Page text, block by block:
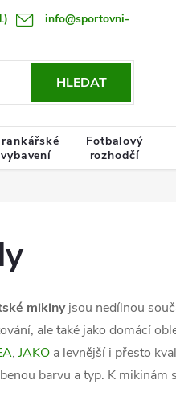
info@sportovni-
Termín doručení zboží
HLEDAT
vybavení
Fotbalový
rozhodčí
mikinyjsou nedílnou
ale také jako domácí
, JAKO a levnější i přesto
barvu a typ. K mikinám